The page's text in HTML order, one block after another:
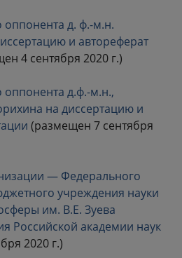
д. ф.-м.н.
и автореферат
4 сентября 2020 г.)
д.ф.-м.н.,
на диссертацию и
(размещен 7 сентября
— Федерального
учреждения науки
им. В.Е. Зуева
Российской академии наук
2020 г.)